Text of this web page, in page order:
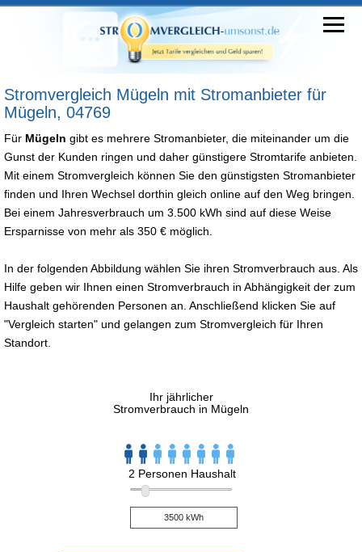
Stromvergleich Mügeln mit Stromanbieter für
Mügeln, 04769
Für Mügeln gibt es mehrere Stromanbieter, die miteinander um die
Gunst der Kunden ringen und daher günstigere Stromtarife anbieten.
Mit einem Stromvergleich können Sie den günstigsten Stromanbieter
finden und Ihren Wechsel dorthin gleich online auf den Weg bringen.
Bei einem Jahresverbrauch um 3.500 kWh sind auf diese Weise
Ersparnisse von mehr als 350 € möglich.
In der folgenden Abbildung wählen Sie ihren Stromverbrauch aus. Als
Hilfe geben wir Ihnen einen Stromverbrauch in Abhängigkeit der zum
Haushalt gehörenden Personen an. Anschließend klicken Sie auf
"Vergleich starten" und gelangen zum Stromvergleich für Ihren
Standort.
Ihr jährlicher
Stromverbrauch in Mügeln
2 Personen Haushalt